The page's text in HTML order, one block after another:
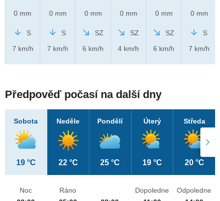
0 mm
S
7 km/h
0 mm
S
7 km/h
0 mm
SZ
6 km/h
0 mm
SZ
4 km/h
0 mm
SZ
6 km/h
0 mm
S
7 km/h
Předpověď počasí na další dny
Sobota
19 °C
Neděle
22 °C
Pondělí
25 °C
Úterý
19 °C
Středa
20 °C
Noc
Ráno
Dopoledne
Odpoledne